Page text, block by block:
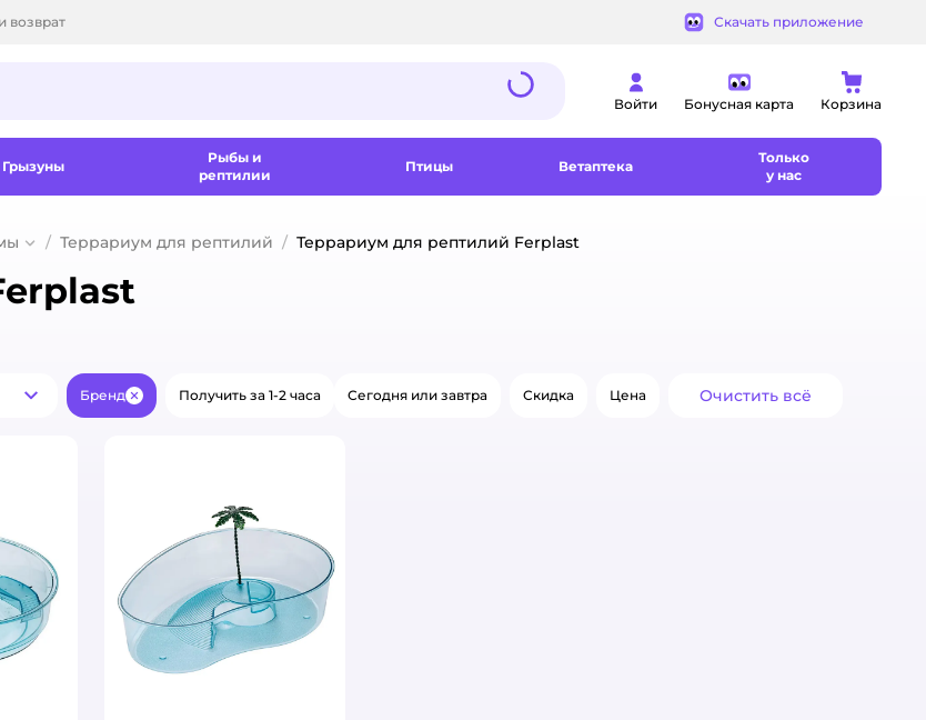
возврат Скачать приложение
Войти Бонусная карта Корзина
Грызуны
Рыбы и
рептилии
Птицы Ветаптека
Только
у нас
Террариум для рептилий Террариум для рептилий Ferplast
Бренд ЗакрытьПолучить за 1-2 часа Сегодня или завтра Скидка Цена Очистить всё